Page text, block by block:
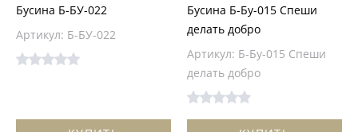
Бусина Б-БУ-022
Артикул: Б-БУ-022
Бусина Б-Бу-015 Спеши
делать добро
Артикул: Б-Бу-015 Спеши
делать добро